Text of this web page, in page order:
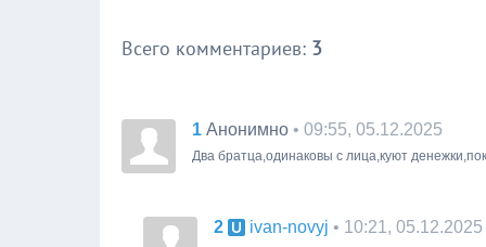
Всего комментариев: 3
1 Анонимно • 09:55, 05.12.2025
Два братца,одинаковы с лица,куют
2 ivan-novyj • 10:21, 05.12.2025